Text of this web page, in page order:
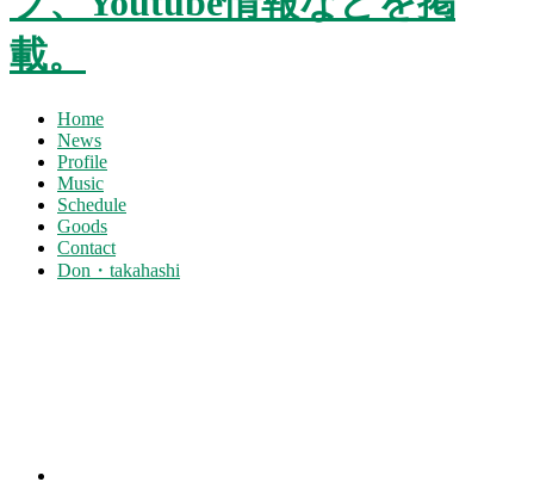
Home
News
Profile
Music
Schedule
Goods
Contact
Don・takahashi